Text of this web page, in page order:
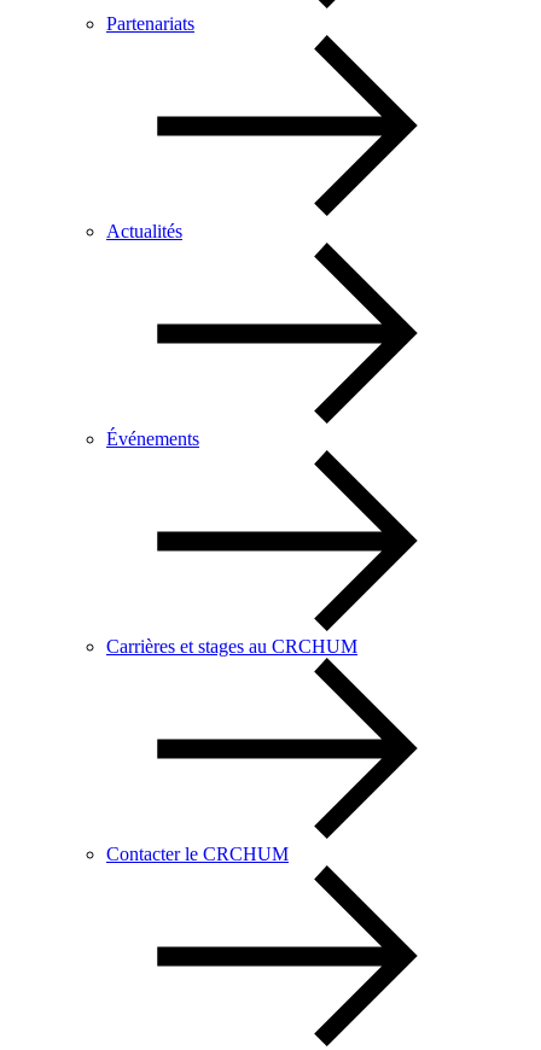
Partenariats
Actualités
Événements
Carrières et stages au CRCHUM
Contacter le CRCHUM